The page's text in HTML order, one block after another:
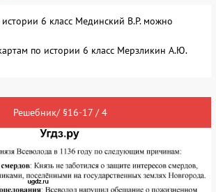
6 класс Мединский В.Р. можно
по истории 6 класс Мерзликин А.Ю.
Решебник/ §16-17 / 4